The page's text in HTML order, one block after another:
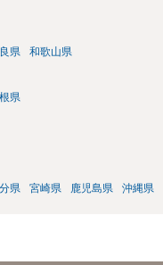
県 和歌山県
県
県 宮崎県 鹿児島県 沖縄県